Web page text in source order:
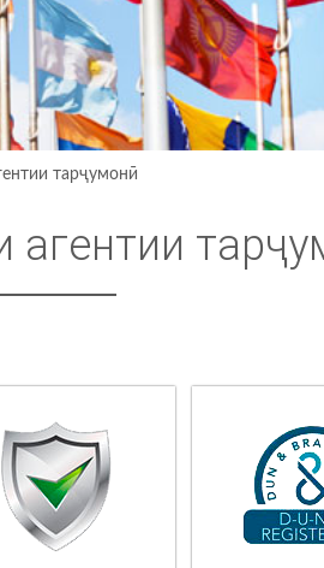
тарҷумонӣ
агентии